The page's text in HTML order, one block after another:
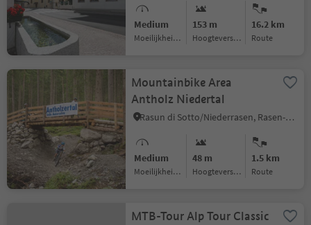
Medium
Moeilijkheidsgraad
153 m
Hoogteverschil
16.2 km
Route
Mountainbike Area
Antholz Niedertal
Rasun di Sotto/Niederrasen, Rasen-Antholz/Rasun Anterselva, Dolomites Region Kronplatz/Plan de Corones
Medium
Moeilijkheidsgraad
48 m
Hoogteverschil
1.5 km
Route
MTB-Tour Alp Tour Classic